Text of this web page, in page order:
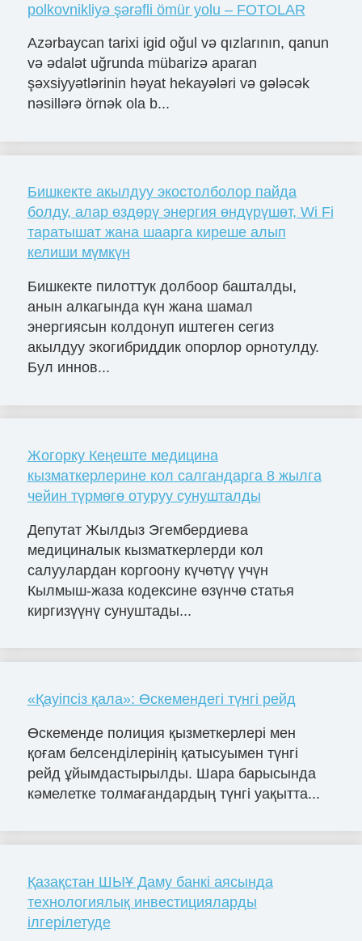
polkovnikliyə şərəfli ömür yolu – FOTOLAR
Azərbaycan tarixi igid oğul və qızlarının, qanun
və ədalət uğrunda mübarizə aparan
şəxsiyyətlərinin həyat hekayələri və gələcək
nəsillərə örnək ola b...
Бишкекте акылдуу экостолболор пайда
болду, алар өздөрү энергия өндүрүшөт, Wi Fi
таратышат жана шаарга киреше алып
келиши мүмкүн
Бишкекте пилоттук долбоор башталды,
анын алкагында күн жана шамал
энергиясын колдонуп иштеген сегиз
акылдуу экогибриддик опорлор орнотулду.
Бул иннов...
Жогорку Кеңеште медицина
кызматкерлерине кол салгандарга 8 жылга
чейин түрмөгө отуруу сунушталды
Депутат Жылдыз Эгембердиева
медициналык кызматкерлерди кол
салуулардан коргоону күчөтүү үчүн
Кылмыш-жаза кодексине өзүнчө статья
киргизүүнү сунуштады...
«Қауіпсіз қала»: Өскемендегі түнгі рейд
Өскеменде полиция қызметкерлері мен
қоғам белсенділерінің қатысуымен түнгі
рейд ұйымдастырылды. Шара барысында
кәмелетке толмағандардың түнгі уақытта...
Қазақстан ШЫҰ Даму банкі аясында
технологиялық инвестицияларды
ілгерілетуде